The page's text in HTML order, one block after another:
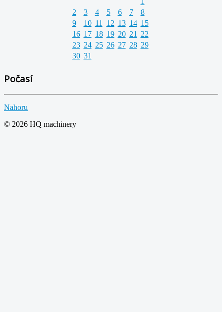
2
3 4 5 6 7
8
9
10 11 12 13 14 15
16 17 18 19 20 21
22
23 24 25 26 27 28 29
30 31
Počasí
Nahoru
© 2026 HQ machinery